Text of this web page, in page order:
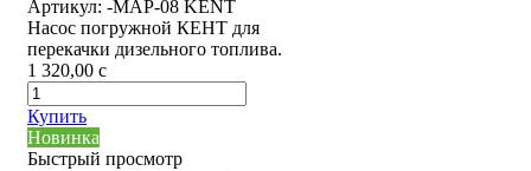
Артикул: -MAP-08 KENT
Насос погружной КЕНТ для
перекачки дизельного топлива.
1 320,00 c
Купить
Новинка
Быстрый просмотр